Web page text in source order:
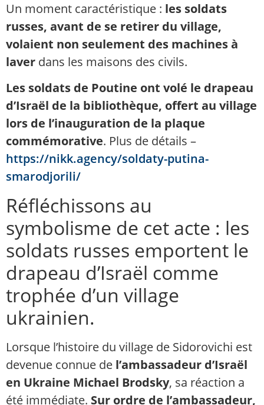
Un moment caractéristique : les soldats
russes, avant de se retirer du village,
volaient non seulement des machines à
laver dans les maisons des civils.
Les soldats de Poutine ont volé le drapeau
d’Israël de la bibliothèque, offert au village
lors de l’inauguration de la plaque
commémorative. Plus de détails –
https://nikk.agency/soldaty-putina-
smarodjorili/
Réfléchissons au
symbolisme de cet acte : les
soldats russes emportent le
drapeau d’Israël comme
trophée d’un village
ukrainien.
Lorsque l’histoire du village de Sidorovichi est
devenue connue de l’ambassadeur d’Israël
en Ukraine Michael Brodsky, sa réaction a
été immédiate. Sur ordre de l’ambassadeur,